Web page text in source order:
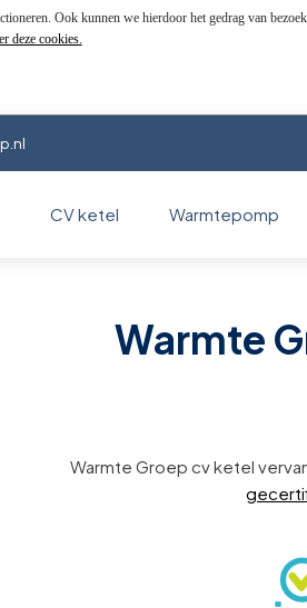
Ook kunnen we hierdoor het gedrag van
deze cookies.
CV ketel Warmtepomp
Warmte
Warmte Groep cv ketel